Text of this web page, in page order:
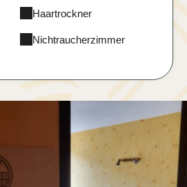
Haartrockner
Nichtraucherzimmer